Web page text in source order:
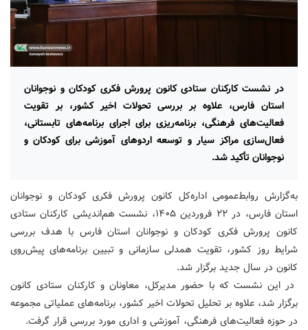
در نشست کارکنان ستادی کانون پرورش فکری کودکان و نوجوانان
استان فارس، علاوه بر بررسی تحولات اخیر کشور، بر تقویت
فعالیت‌های فرهنگی، برنامه‌ریزی برای اجرای برنامه‌های تابستانی،
فعال‌سازی مراکز سیار و توسعه اردوهای آموزشی برای کودکان و
نوجوانان تأکید شد.
به‌گزارش روابط‌عمومی اداره‌کل کانون پرورش فکری کودکان و نوجوانان
استان فارس، در ۲۲ فروردین ۱۴۰۵، نشست هم‌اندیشی کارکنان ستادی
کانون پرورش فکری کودکان و نوجوانان استان فارس با هدف بررسی
شرایط روز کشور، تقویت همدلی سازمانی و تبیین برنامه‌های پیش‌روی
کانون در سال جدید برگزار شد.
در این نشست که با حضور مدیرکل، معاونان و کارکنان ستادی کانون
برگزار شد، علاوه بر تحلیل تحولات اخیر کشور، برنامه‌های عملیاتی مجموعه
در حوزه فعالیت‌های فرهنگی، آموزشی و اداری مورد بررسی قرار گرفت.